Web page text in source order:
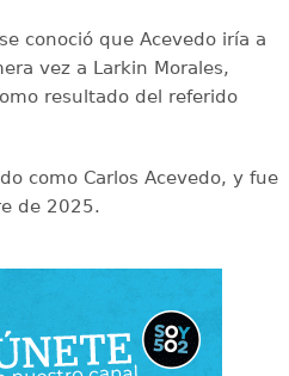
conoció que Acevedo iría a
vez a Larkin Morales,
resultado del referido
como Carlos Acevedo, y fue
de 2025.